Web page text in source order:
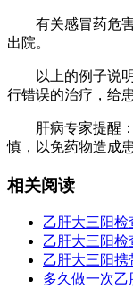
有关感冒药危害
出院。
以上的例子说明
行错误的治疗，给
肝病专家提醒：
慎，以免药物造成
相关阅读
乙肝大三阳检
乙肝大三阳检
乙肝大三阳携
多久做一次乙